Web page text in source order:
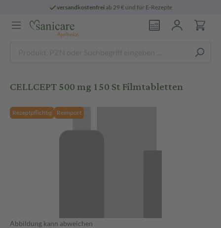
versandkostenfreiab 29 € und für E-Rezepte
CELLCEPT 500 mg 150 St Filmtabletten
Rezeptpflichtig Reimport
Abbildung kann abweichen